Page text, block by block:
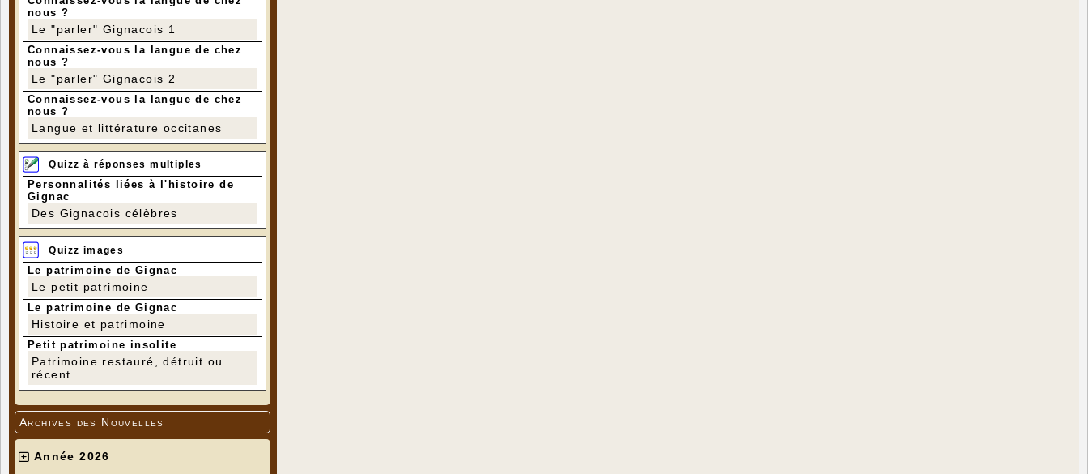
nous ?
Le "parler" Gignacois 1
Connaissez-vous la langue de chez
nous ?
Le "parler" Gignacois 2
Connaissez-vous la langue de chez
nous ?
Langue et littérature occitanes
Quizz à réponses multiples
Personnalités liées à l'histoire de
Gignac
Des Gignacois célèbres
Quizz images
Le patrimoine de Gignac
Le petit patrimoine
Le patrimoine de Gignac
Histoire et patrimoine
Petit patrimoine insolite
Patrimoine restauré, détruit ou
récent
Archives des Nouvelles
Année 2026